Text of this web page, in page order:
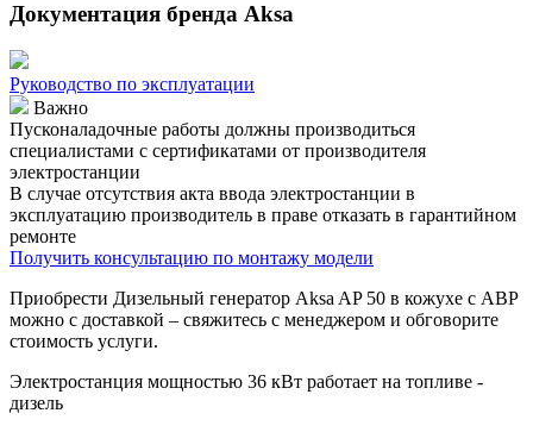
Документация бренда Aksa
Руководство по эксплуатации
Важно
Пусконаладочные работы должны производиться
специалистами с сертификатами от производителя
электростанции
В случае отсутствия акта ввода электростанции в
эксплуатацию производитель в праве отказать в гарантийном
ремонте
Получить консультацию по монтажу модели
Приобрести Дизельный генератор Aksa AP 50 в кожухе с АВР
можно с доставкой – свяжитесь с менеджером и обговорите
стоимость услуги.
Электростанция мощностью 36 кВт работает на топливе -
дизель